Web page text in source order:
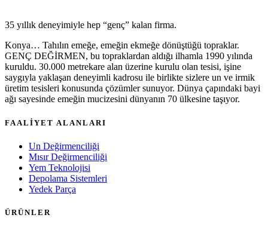
35 yıllık deneyimiyle hep “genç” kalan firma.
Konya… Tahılın emeğe, emeğin ekmeğe dönüştüğü topraklar.
GENÇ DEĞİRMEN, bu topraklardan aldığı ilhamla 1990 yılında
kuruldu. 30.000 metrekare alan üzerine kurulu olan tesisi, işine
saygıyla yaklaşan deneyimli kadrosu ile birlikte sizlere un ve irmik
üretim tesisleri konusunda çözümler sunuyor. Dünya çapındaki bayi
ağı sayesinde emeğin mucizesini dünyanın 70 ülkesine taşıyor.
FAALİYET ALANLARI
Un Değirmenciliği
Mısır Değirmenciliği
Yem Teknolojisi
Depolama Sistemleri
Yedek Parça
ÜRÜNLER